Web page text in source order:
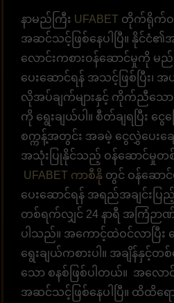
နာမည်ကြီး UFABET တိုက်ရိုက်ဝ
အဆင်သင့်ဖြစ်နေပါပြီ။ နိုင်ငံ
လောင်းကစားဝန်ဆောင်မှုကို
ပေးဆောင်ရန် အသင့်ဖြစ်ပြီး၊
လိုအပ်ချက်များနှင့် ကိုက်ညီသော
ကို ရွေးချယ်ပါ။ စီတ်ချရပြီး ငွ
စက္ကန့်အတွင်း အခမဲ့ ငွေလွှဲပေးခ
အသုံးပြုနိုင်သည့် ဝန်ဆောင်မှု
UFABET ကာစီနို တွင် ဝန်ဆောင်
ပေးဆောင်ရန် အရည်အချင်းပြ
တစ်ရက်လျှင် 24 နာရီ အကြံဉာဏ်
ပါသည်။ အကောင့်ထဲဝင်လာပြီး လ
ရွေးချယ်ကစားပါ။ အချိန်နှင့်တ
သော စနစ်ဖြစ်ပါတယ်။ အလောင်
အဆင်သင့်ဖြစ်နေပါပြီ။ ထိထိရေ